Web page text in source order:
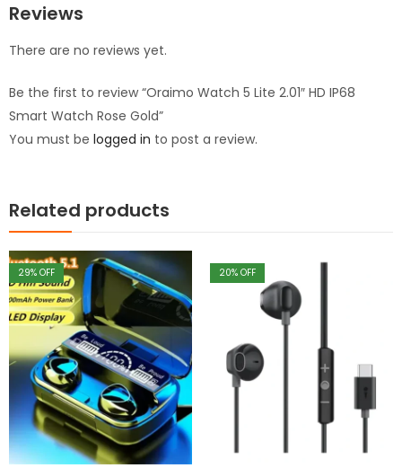
Reviews
There are no reviews yet.
Be the first to review “Oraimo Watch 5 Lite 2.01″ HD IP68
Smart Watch Rose Gold”
You must be logged in to post a review.
Related products
29% OFF 20% OFF